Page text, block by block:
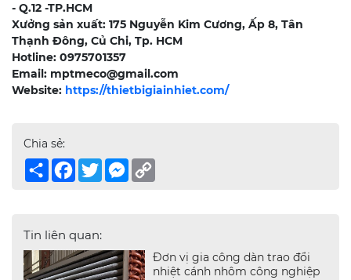
- Q.12 -TP.HCM
Xưởng sản xuất: 175 Nguyễn Kim Cương, Ấp 8, Tân
Thạnh Đông, Củ Chi, Tp. HCM
Hotline: 0975701357
Email: mptmeco@gmail.com
Website: https://thietbigiainhiet.com/
Chia sẻ:
ShareFacebook
TwitterMessenger
Tin liên quan:
Đơn vị gia công dàn trao đổi
nhiệt cánh nhôm công nghiệp